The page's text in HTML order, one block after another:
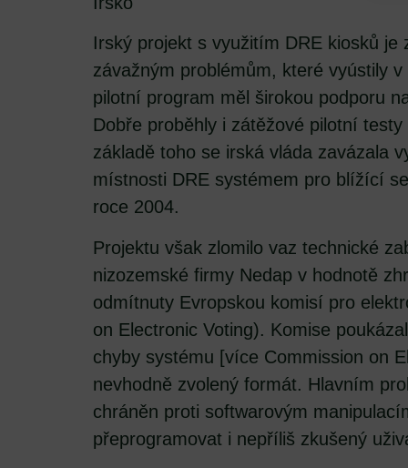
Irský projekt s využitím DRE kiosků je
závažným problémům, které vyústily
pilotní program měl širokou podporu
Dobře proběhly i zátěžové pilotní
základě toho se irská vláda zavázala
místnosti DRE systémem pro blížící
roce 2004.
Projektu však zlomilo vaz technické
nizozemské firmy Nedap v hodnotě
odmítnuty Evropskou komisí pro
on Electronic Voting). Komise
chyby systému [více Commission on
nevhodně zvolený formát. Hlavním
chráněn proti softwarovým
přeprogramovat i nepříliš zkušený